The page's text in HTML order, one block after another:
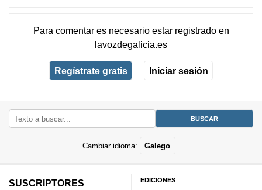
Para comentar es necesario estar registradoen
lavozdegalicia.es
Regístrate gratis Iniciar sesión
Cambiar idioma: Galego
SUSCRIPTORES
EDICIONES